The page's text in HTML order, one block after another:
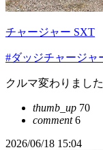
チャージャー SXT
#ダッジチャージャ
クルマ変わりまし
thumb_up 70
comment6
2026/06/18 15:04